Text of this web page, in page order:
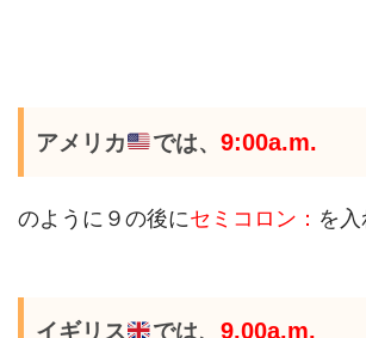
アメリカ では、 9:00a.m.
のように９の後にセミコロン： を入
イギリス では、 9.00a.m.